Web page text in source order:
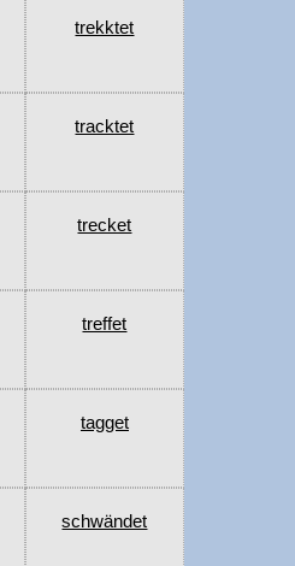
trekktet
tracktet
trecket
treffet
tagget
schwändet